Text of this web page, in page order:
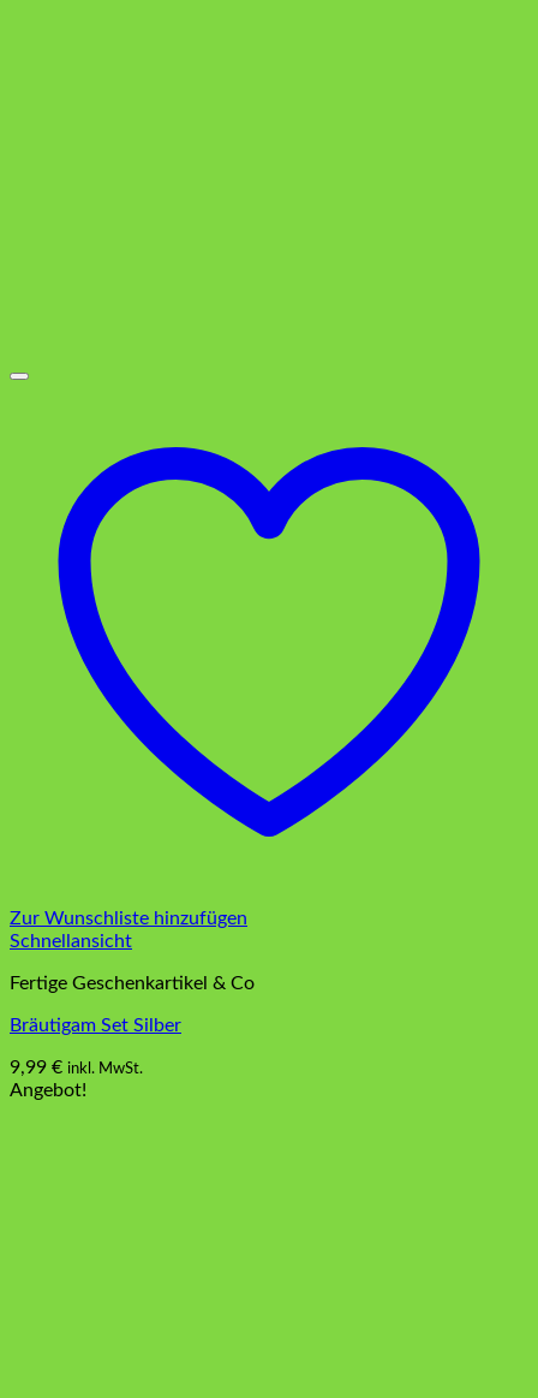
Zur Wunschliste hinzufügen
Schnellansicht
Fertige Geschenkartikel & Co
Bräutigam Set Silber
9,99 € inkl. MwSt.
Angebot!